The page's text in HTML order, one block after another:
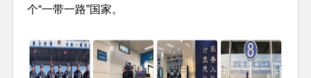
个“一带一路”国家。